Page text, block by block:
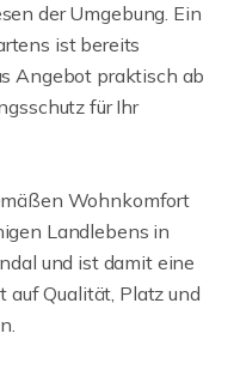
der Umgebung. Ein
ist bereits
Angebot praktisch ab
für Ihr
Wohnkomfort
Landlebens in
und ist damit eine
auf Qualität, Platz und